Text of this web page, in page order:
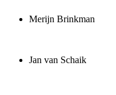
Merijn Brinkman
Jan van Schaik